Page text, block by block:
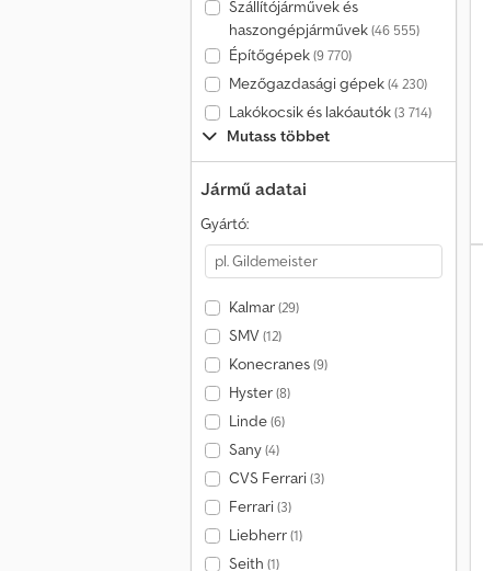
Szállítójárművek és
haszongépjárművek(46 555)
Építőgépek(9 770)
Mezőgazdasági gépek(4 230)
Lakókocsik és lakóautók(3 714)
Mutass többet
Jármű adatai
Gyártó:
Kalmar(29)
SMV(12)
Konecranes(9)
Hyster(8)
Linde(6)
Sany(4)
CVS Ferrari(3)
Ferrari(3)
Liebherr(1)
Seith (1)